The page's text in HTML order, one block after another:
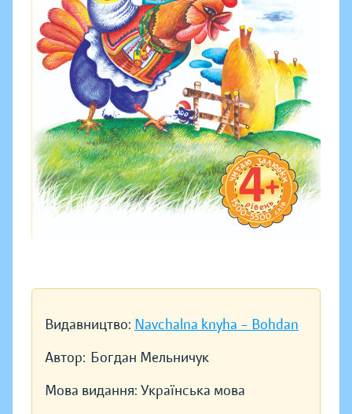
Видавництво: Navchalna knyha – Bohdan
Автор: Богдан Мельничук
Мова видання: Українська мова